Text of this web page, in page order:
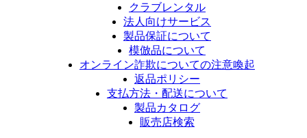
クラブレンタル
法人向けサービス
製品保証について
模倣品について
オンライン詐欺についての注意喚起
返品ポリシー
支払方法・配送について
製品カタログ
販売店検索